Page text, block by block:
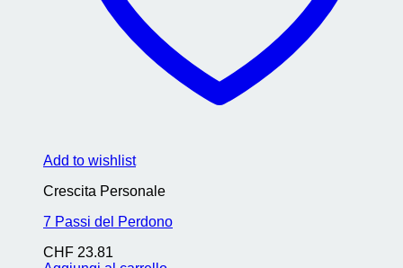
Add to wishlist
Crescita Personale
7 Passi del Perdono
CHF 23.81